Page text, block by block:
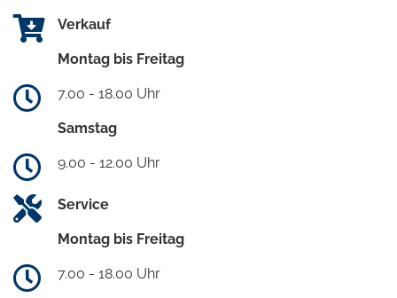
Verkauf
Montag bis Freitag
7.00 - 18.00 Uhr
Samstag
9.00 - 12.00 Uhr
Service
Montag bis Freitag
7.00 - 18.00 Uhr